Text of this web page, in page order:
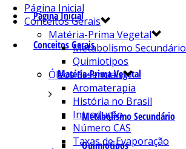
Página Inicial
Conceitos Gerais
Matéria-Prima Vegetal
Metabolismo Secundário
Quimiotipos
Página Inicial
Conceitos Gerais
Matéria-Prima Vegetal
Metabolismo Secundário
Quimiotipos
Óleos Essenciais
Aromaterapia
História no Brasil
Introdução
Número CAS
Taxas de Evaporação